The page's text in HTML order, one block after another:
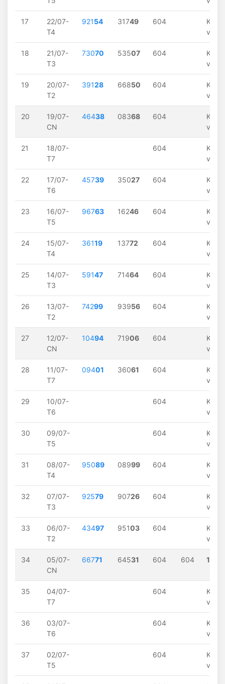
17
22/07-
T4
92154 31749 604
về
18
21/07-
T3
73070 53507 604
về
19
20/07-
T2
39128 66850 604
về
20
19/07-
CN
46438 08368 604
về
21
18/07-
T7
604
về
22
17/07-
T6
45739 35027 604
về
23
16/07-
T5
96763 16246 604
về
24
15/07-
T4
36119 13772 604
về
25
14/07-
T3
59147 71464 604
về
26
13/07-
T2
74299 93956 604
về
27
12/07-
CN
10494 71906 604
về
28
11/07-
T7
09401 36061 604
về
29
10/07-
T6
604
về
30
09/07-
T5
604
về
31
08/07-
T4
95089 08999 604
về
32
07/07-
T3
92579 90726 604
về
33
06/07-
T2
43497 95103 604
về
34
05/07-
CN
66771 64531 604 604 1
35
04/07-
T7
604
về
36
03/07-
T6
604
về
37
02/07-
T5
604
về